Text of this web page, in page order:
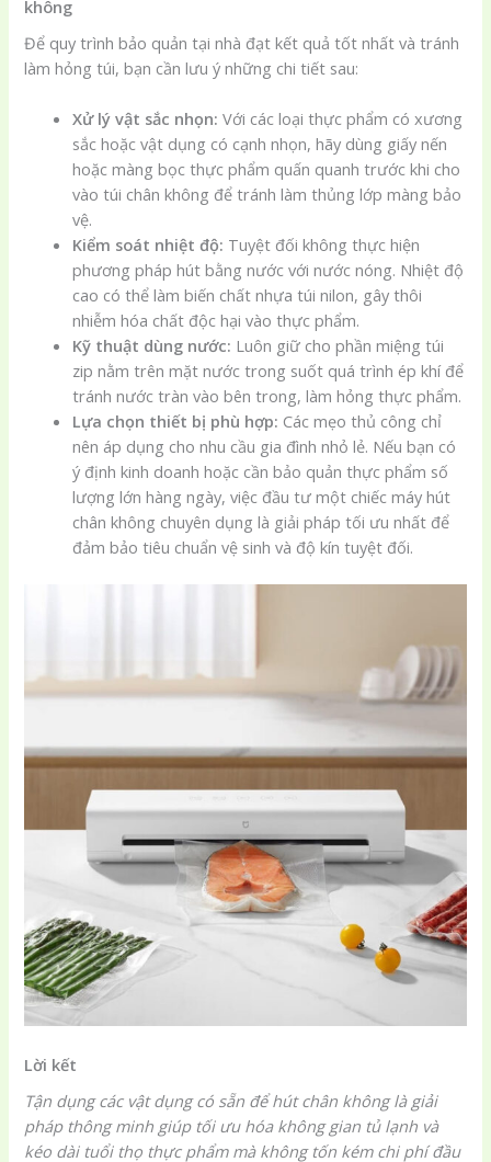
không
Để quy trình bảo quản tại nhà đạt kết quả tốt nhất và tránh
làm hỏng túi, bạn cần lưu ý những chi tiết sau:
Xử lý vật sắc nhọn: Với các loại thực phẩm có xương
sắc hoặc vật dụng có cạnh nhọn, hãy dùng giấy nến
hoặc màng bọc thực phẩm quấn quanh trước khi cho
vào túi chân không để tránh làm thủng lớp màng bảo
vệ.
Kiểm soát nhiệt độ: Tuyệt đối không thực hiện
phương pháp hút bằng nước với nước nóng. Nhiệt độ
cao có thể làm biến chất nhựa túi nilon, gây thôi
nhiễm hóa chất độc hại vào thực phẩm.
Kỹ thuật dùng nước: Luôn giữ cho phần miệng túi
zip nằm trên mặt nước trong suốt quá trình ép khí để
tránh nước tràn vào bên trong, làm hỏng thực phẩm.
Lựa chọn thiết bị phù hợp: Các mẹo thủ công chỉ
nên áp dụng cho nhu cầu gia đình nhỏ lẻ. Nếu bạn có
ý định kinh doanh hoặc cần bảo quản thực phẩm số
lượng lớn hàng ngày, việc đầu tư một chiếc máy hút
chân không chuyên dụng là giải pháp tối ưu nhất để
đảm bảo tiêu chuẩn vệ sinh và độ kín tuyệt đối.
Lời kết
Tận dụng các vật dụng có sẵn để hút chân không là giải
pháp thông minh giúp tối ưu hóa không gian tủ lạnh và
kéo dài tuổi thọ thực phẩm mà không tốn kém chi phí đầu